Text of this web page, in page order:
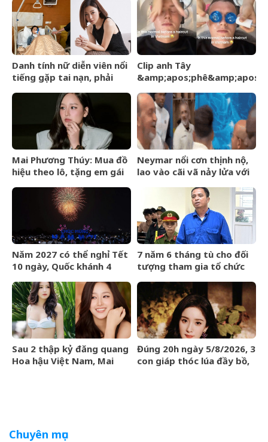
DatVietVAC IPO
Danh tính nữ diễn viên nổi
tiếng gặp tai nạn, phải
Clip anh Tây
&amp;apos;phê&amp;apos;
massage ở Việt Nam hút
24 triệu view
Mai Phương Thúy: Mua đồ
hiệu theo lô, tặng em gái
Neymar nổi cơn thịnh nộ,
lao vào cãi vã nảy lửa với
Năm 2027 có thể nghỉ Tết
10 ngày, Quốc khánh 4
7 năm 6 tháng tù cho đối
tượng tham gia tổ chức
Sau 2 thập kỷ đăng quang
Hoa hậu Việt Nam, Mai
Đúng 20h ngày 5/8/2026, 3
con giáp thóc lúa đầy bồ,
Chuyên mục